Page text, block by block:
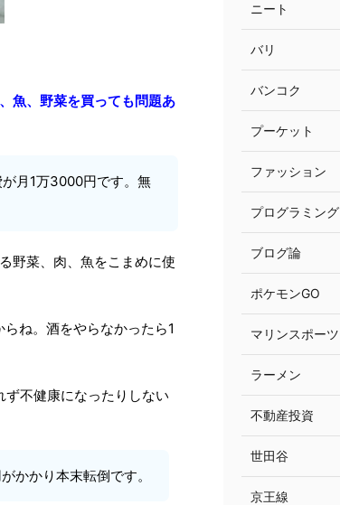
魚、野菜を買っても問題あ
月1万3000円です。無
野菜、肉、魚をこまめに使
ね。酒をやらなかったら1
不健康になったりしない
かかり本末転倒です。
ニート
バリ
バンコク
プーケット
ファッション
プログラミング
ブログ論
ポケモンGO
マリンスポーツ
ラーメン
不動産投資
世田谷
京王線